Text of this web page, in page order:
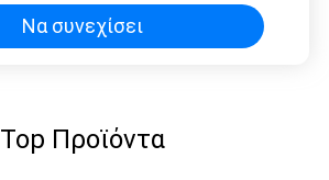
Να συνεχίσει
Top Προϊόντα